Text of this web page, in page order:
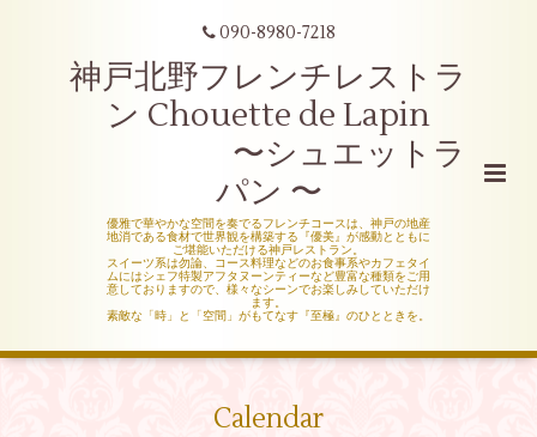
090-8980-7218
神戸北野フレンチレストラ
ン Chouette de Lapin
〜シュエットラ
パン 〜
優雅で華やかな空間を奏でるフレンチコースは、神戸の地産
地消である食材で世界観を構築する『優美』が感動とともに
ご堪能いただける神戸レストラン。
スイーツ系は勿論、コース料理などのお食事系やカフェタイ
ムにはシェフ特製アフタヌーンティーなど豊富な種類をご用
意しておりますので、様々なシーンでお楽しみしていただけ
ます。
素敵な「時」と「空間」がもてなす『至極』のひとときを。
Calendar